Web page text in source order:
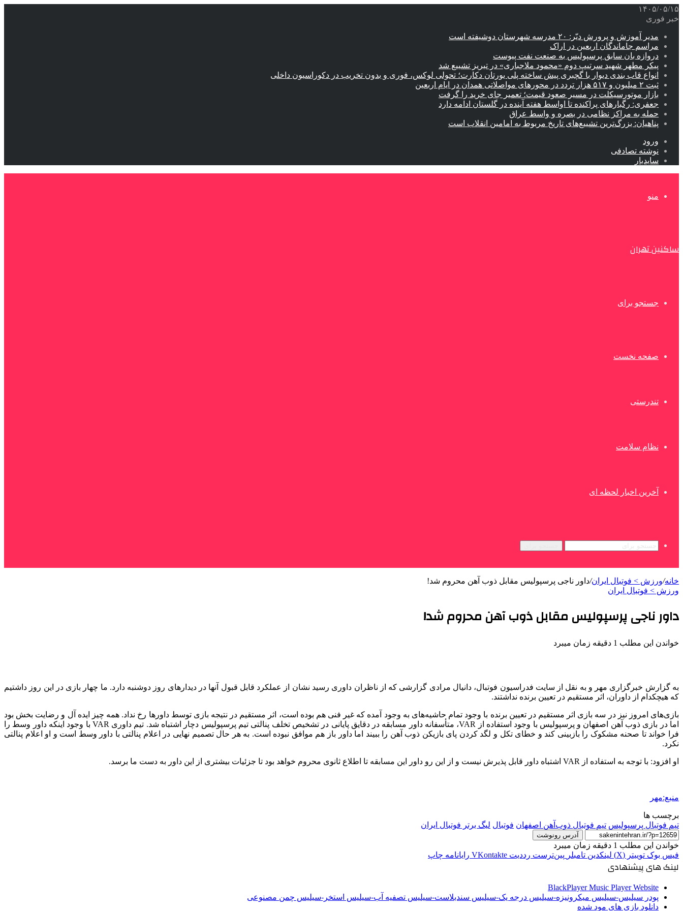
۱۴۰۵/۰۵/۱۵
خبر فوری
مدیر آموزش و پرورش دیّر: ۲۰ مدرسه شهرستان دوشیفته است
مراسم جاماندگان اربعین در اراک
دروازه بان سابق پرسپولیس به صنعت نفت پیوست
پیکر مطهر شهید سرتیپ دوم «محمود ملاجباری» در تبریز تشییع شد
انواع قاب بندی دیوار با گچبری پیش ساخته پلی یورتان دکارت؛ تحولی لوکس، فوری و بدون تخریب در دکوراسیون داخلی
ثبت ۲ میلیون و ۵۱۷ هزار تردد در محورهای مواصلاتی همدان در ایام اربعین
بازار موتورسیکلت در مسیر صعود قیمت؛ تعمیر جای خرید را گرفت
جعفری: رگبارهای پراکنده تا اواسط هفته آینده در گلستان ادامه دارد
حمله به مراکز نظامی در بصره و واسط عراق
پناهیان: بزرگ‌ترین تشییع‌های تاریخ مربوط به امامین انقلاب است
ورود
نوشته تصادفی
سایدبار
منو
ساکنین تهران
جستجو برای
صفحه نخست
تندرستی
نظام سلامت
آخرین اخبار لحظه ای
خانه/ورزش > فوتبال ایران/داور ناجی پرسپولیس مقابل ذوب آهن محروم شد!
ورزش > فوتبال ایران
داور ناجی پرسپولیس مقابل ذوب آهن محروم شد!
خواندن این مطلب 1 دقیقه زمان میبرد
به گزارش خبرگزاری مهر و به نقل از سایت فدراسیون فوتبال، دانیال مرادی گزارشی که از ناظران داوری رسید نشان از عملکرد قابل قبول آنها در دیدارهای روز دوشنبه دارد. ما چهار بازی در این روز داشتیم
که هیچکدام از داوران، اثر مستقیم در تعیین برنده نداشتند.
بازی‌های امروز نیز در سه بازی اثر مستقیم در تعیین برنده با وجود تمام حاشیه‌های به وجود آمده که غیر فنی هم بوده است، اثر مستقیم در نتیجه بازی توسطداورها رخ نداد. همه چیز ایده آل و رضایت بخش بود
اما در بازی ذوب آهن اصفهان و پرسپولیس با وجود استفاده از VAR، متأسفانه داور مسابقه در دقایق پایانی در تشخیص تخلف پنالتی تیم پرسپولیس دچار اشتباه شد. تیم داوری VAR با وجود اینکه داور وسط را
فرا خواند تا صحنه مشکوک را بازبینی کند و خطایتکل و لگد کردن پای بازیکن ذوب آهن را ببیند اما داور باز هم موافق نبوده است. به هر حال تصمیم نهایی در اعلام پنالتی با داور وسط است و او اعلام پنالتی
نکرد.
او افزود: با توجه به استفاده از VAR اشتباه داور قابل پذیرش نیست و از این رو داور این مسابقه تا اطلاع ثانوی محروم خواهد بود تا جزئیات بیشتری از این داور به دست ما برسد.
منبع:مهر
برچسب ها
تیم فوتبال پرسپولیس تیم فوتبال ذوب‌آهن اصفهان فوتبال لیگ برتر فوتبال ایران
آدرس رونوشت
خواندن این مطلب 1 دقیقه زمان میبرد
فیس بوک توییتر (X) لینکدین ‫تامبلر ‫پین‌ترست ‫رددیت ‫VKontakte رایانامه چاپ
لینک های پیشنهادی
BlackPlayer Music Player Website
پودر سیلیس-سیلیس میکرونیزه-سیلیس درجه یک-سیلیس سندبلاست-سیلیس تصفیه آب-سیلیس استخر-سیلیس چمن مصنوعی
دانلود بازی های مود شده